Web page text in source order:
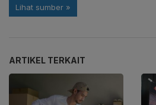
ARTIKEL TERKAIT